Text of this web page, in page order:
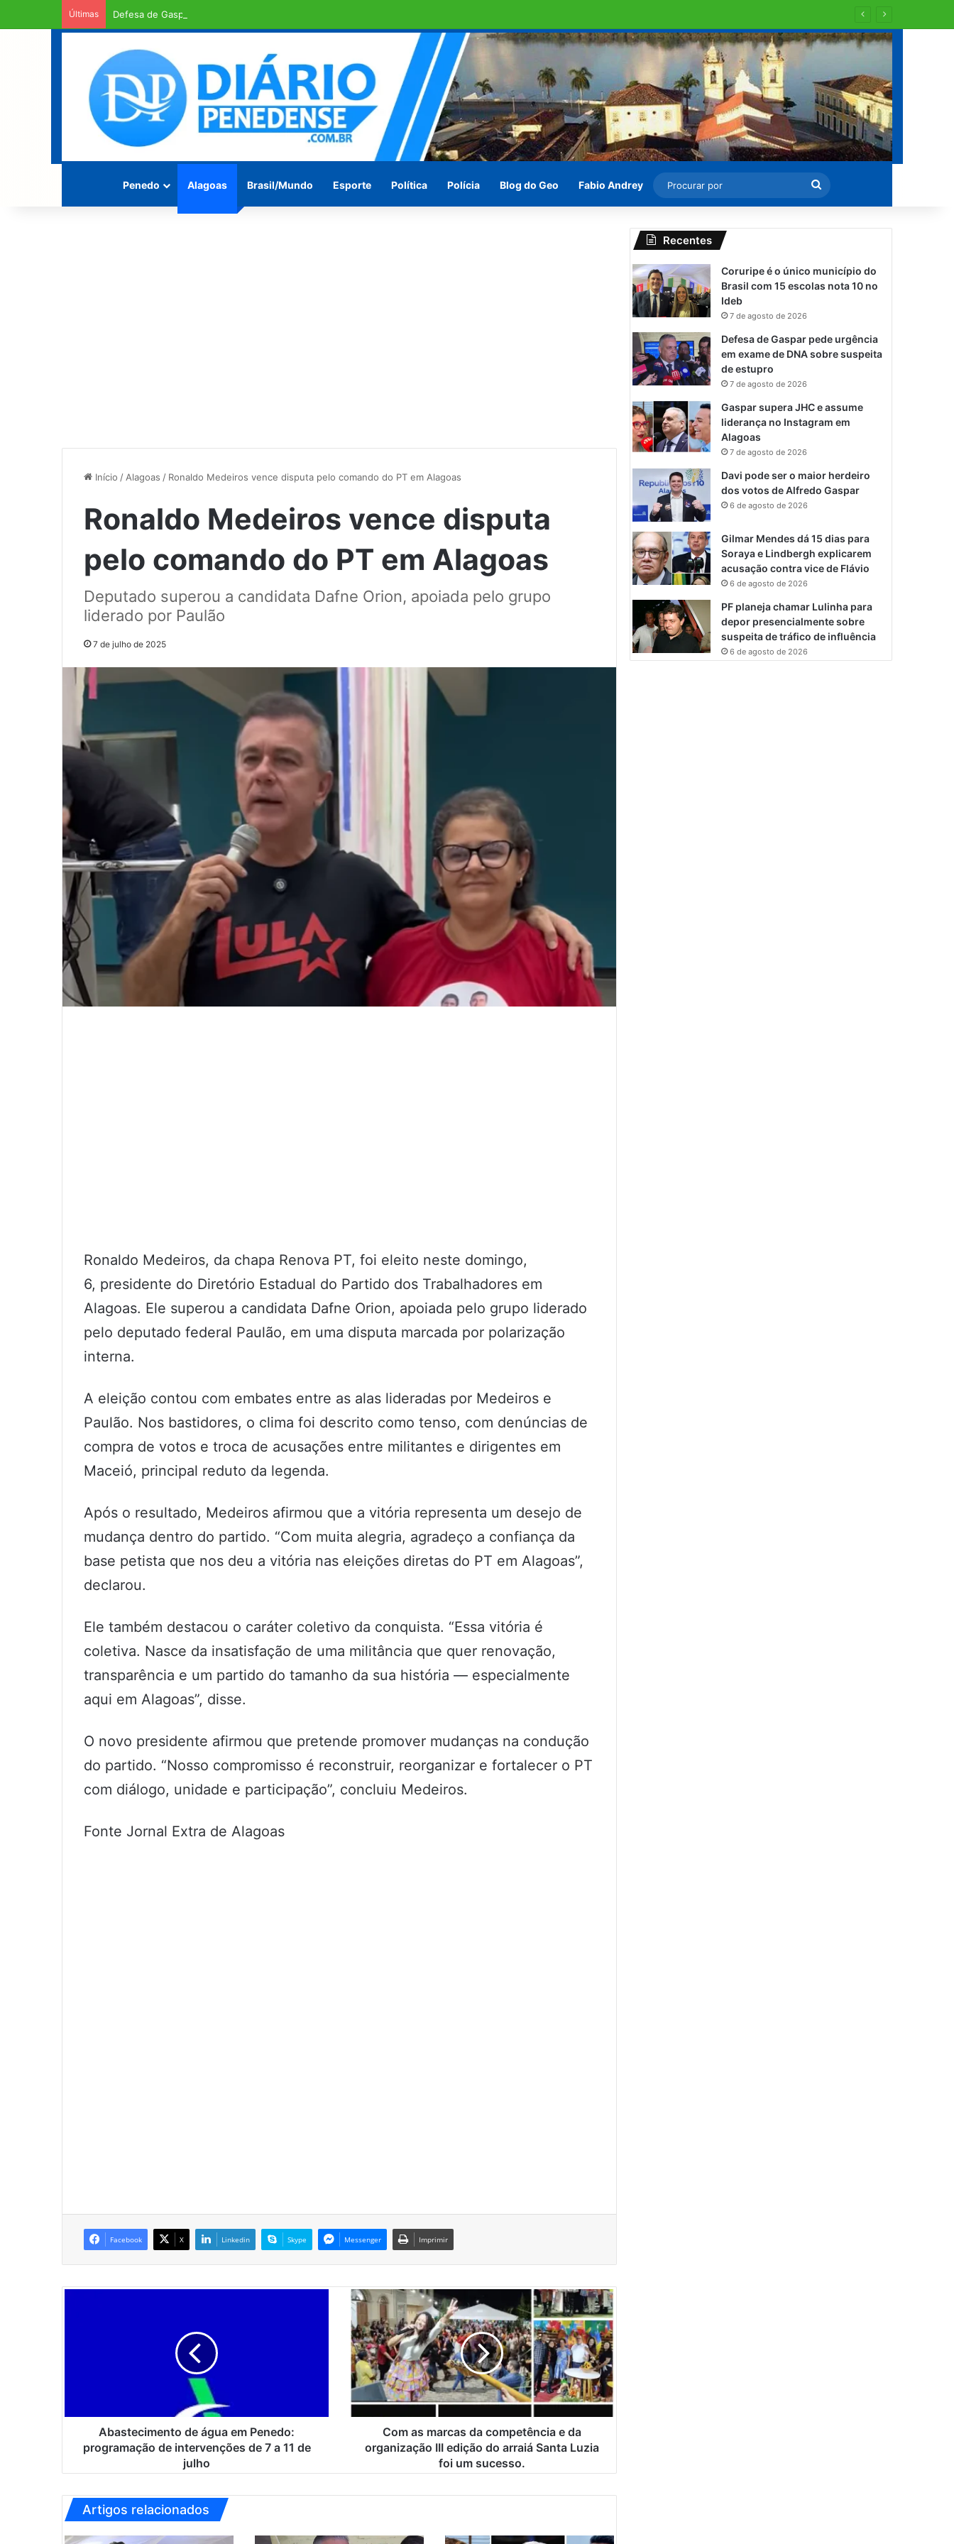
Últimas Defesa de Gaspar pede urgência em exame de DNA sobre suspeita de estupro
Penedo Alagoas Brasil/Mundo Esporte Política Polícia Blog do Geo Fabio Andrey
Procurar
por
Início / Alagoas / Ronaldo Medeiros vence disputa pelo comando do PT em Alagoas
Ronaldo Medeiros vence disputa
pelo comando do PT em Alagoas
Deputado superou a candidata Dafne Orion, apoiada pelo grupo
liderado por Paulão
7 de julho de 2025
Ronaldo Medeiros, da chapa Renova PT, foi eleito neste domingo,
6, presidente do Diretório Estadual do Partido dos Trabalhadores em
Alagoas. Ele superou a candidata Dafne Orion, apoiada pelo grupo liderado
pelo deputado federal Paulão, em uma disputa marcada por polarização
interna.
A eleição contou com embates entre as alas lideradas por Medeiros e
Paulão. Nos bastidores, o clima foi descrito como tenso, com denúncias de
compra de votos e troca de acusações entre militantes e dirigentes em
Maceió, principal reduto da legenda.
Após o resultado, Medeiros afirmou que a vitória representa um desejo de
mudança dentro do partido. “Com muita alegria, agradeço a confiança da
base petista que nos deu a vitória nas eleições diretas do PT em Alagoas”,
declarou.
Ele também destacou o caráter coletivo da conquista. “Essa vitória é
coletiva. Nasce da insatisfação de uma militância que quer renovação,
transparência e um partido do tamanho da sua história — especialmente
aqui em Alagoas”, disse.
O novo presidente afirmou que pretende promover mudanças na condução
do partido. “Nosso compromisso é reconstruir, reorganizar e fortalecer o PT
com diálogo, unidade e participação”, concluiu Medeiros.
Fonte Jornal Extra de Alagoas
Facebook X Linkedin Skype Messenger Imprimir
m
o
e
á
g
Abastecimento de água em Penedo:
programação de intervenções de 7 a 11 de
julho
C
o
m
a
s
m
a
r
c
a
p
Com as marcas da competência e da
organização III edição do arraiá Santa Luzia
foi um sucesso.
Artigos relacionados
Recentes
Coruripe é o único município do
Brasil com 15 escolas nota 10 no
Ideb
7 de agosto de 2026
Defesa de Gaspar pede urgência
em exame de DNA sobre suspeita
de estupro
7 de agosto de 2026
Gaspar supera JHC e assume
liderança no Instagram em
Alagoas
7 de agosto de 2026
Davi pode ser o maior herdeiro
dos votos de Alfredo Gaspar
6 de agosto de 2026
Gilmar Mendes dá 15 dias para
Soraya e Lindbergh explicarem
acusação contra vice de Flávio
6 de agosto de 2026
PF planeja chamar Lulinha para
depor presencialmente sobre
suspeita de tráfico de influência
6 de agosto de 2026